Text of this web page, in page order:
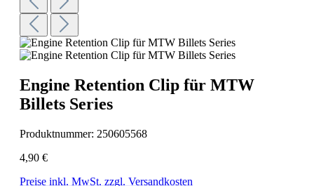
Engine Retention Clip für MTW
Billets Series
Produktnummer: 250605568
4,90 €
Preise inkl. MwSt. zzgl. Versandkosten